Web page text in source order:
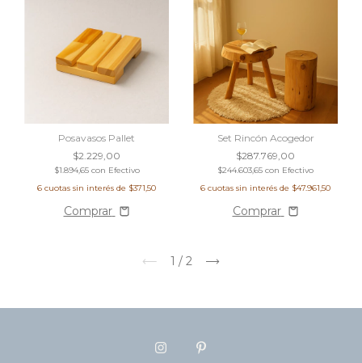
Posavasos Pallet
$2.229,00
$1.894,65 con Efectivo
6 cuotas sin interés de $371,50
Comprar
Set Rincón Acogedor
$287.769,00
$244.603,65 con Efectivo
6 cuotas sin interés de $47.961,50
Comprar
1 / 2